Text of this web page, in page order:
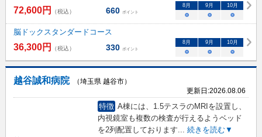
72,600円 （税込） 660 ポイント
8 月 9 月 10月
○ ○ ○
脳ドックスタンダードコース
36,300円 （税込） 330 ポイント
8 月 9 月 10月
○ ○ ○
越谷誠和病院
（埼玉県 越谷市）
更新日:2026.08.06
特徴 A棟には、1.5テスラのMRIを設置し、
内視鏡室も複数の検査が行えるようベッド
を2列配置しております... 続きを読む▼